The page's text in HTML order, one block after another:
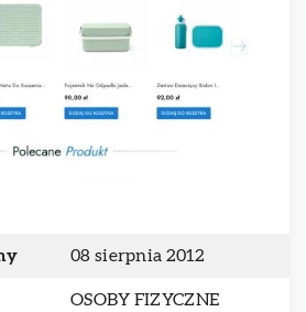
08 sierpnia 2012
OSOBY FIZYCZNE